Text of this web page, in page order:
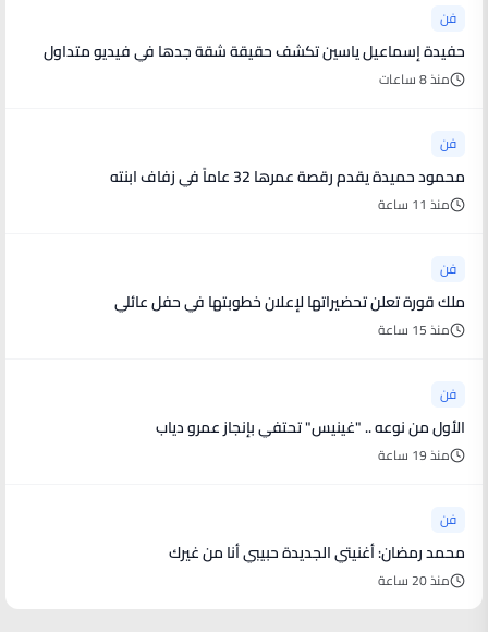
فن
حفيدة إسماعيل ياسين تكشف حقيقة شقة جدها في فيديو متداول
منذ 8 ساعات
فن
محمود حميدة يقدم رقصة عمرها 32 عاماً في زفاف ابنته
منذ 11 ساعة
فن
ملك قورة تعلن تحضيراتها لإعلان خطوبتها في حفل عائلي
منذ 15 ساعة
فن
الأول من نوعه .. "غينيس" تحتفي بإنجاز عمرو دياب
منذ 19 ساعة
فن
محمد رمضان: أغنيتي الجديدة حبيبي أنا من غيرك
منذ 20 ساعة